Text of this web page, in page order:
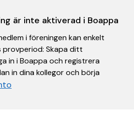
är inte aktiverad i Boappa
i föreningen kan enkelt
Skapa ditt
in i Boappa och registrera
in dina kollegor och börja